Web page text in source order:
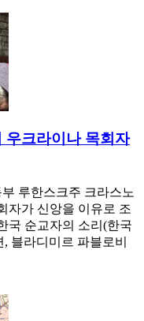
크라이나 목회자
루한스크주 크라스노
자가 신앙을 이유로 조
국 순교자의 소리(한국
블라디미르 파블로비